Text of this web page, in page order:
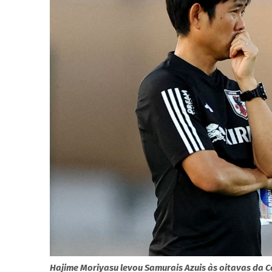
Hajime Moriyasu levou Samurais Azuis às oitavas da